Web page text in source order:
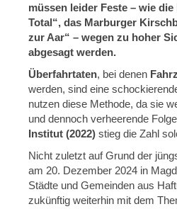
müssen leider Feste – wie
Total“, das Marburger
zur Aar“ – wegen zu hoher
abgesagt werden.
Überfahrtaten, bei denen
werden, sind eine
nutzen diese Methode, da sie
und dennoch verheerende
Institut (2022) stieg die Zahl
Nicht zuletzt auf Grund der
am 20. Dezember 2024 in
Städte und Gemeinden aus
zukünftig weiterhin mit dem